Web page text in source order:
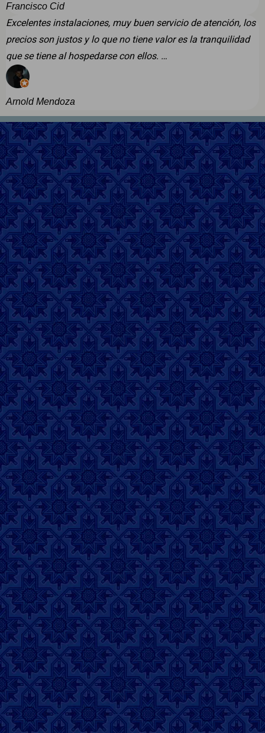
Francisco Cid
Excelentes instalaciones, muy buen servicio de atención, los
precios son justos y lo que no tiene valor es la tranquilidad
que se tiene al hospedarse con ellos. …
Arnold Mendoza